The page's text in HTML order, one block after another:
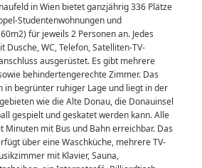
in Wien bietet ganzjährig 336 Plätze
Studentenwohnungen und
für jeweils 2 Personen an. Jedes
WC, Telefon, Satelliten-TV-
ausgerüstet. Es gibt mehrere
behindertengerechte Zimmer. Das
in begrünter ruhiger Lage und liegt in der
wie die Alte Donau, die Donauinsel
gespielt und geskatet werden kann. Alle
Minuten mit Bus und Bahn erreichbar. Das
über eine Waschküche, mehrere TV-
mit Klavier, Sauna,